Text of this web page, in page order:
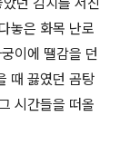
놓은 화목 난로
이에 땔감을 던
때 끓였던 곰탕
시간들을 떠올